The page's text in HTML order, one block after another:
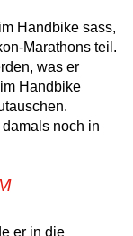
Handbike sass,
Marathons teil.
was er
Handbike
noch in
er in die